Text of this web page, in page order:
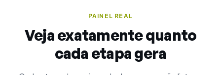
PAINEL REAL
Veja exatamente quanto
cada etapa gera